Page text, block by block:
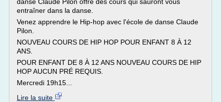
entraîner dans la danse.
Venez apprendre le Hip-hop avec l'école de danse Claude
Pilon.
NOUVEAU COURS DE HIP HOP POUR ENFANT 8 À 12
ANS.
POUR ENFANT DE 8 À 12 ANS NOUVEAU COURS DE HIP
HOP AUCUN PRÉ REQUIS.
Mercredi 19h15...
Lire la suite